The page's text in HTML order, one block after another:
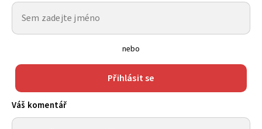
nebo
Přihlásit se
Váš komentář